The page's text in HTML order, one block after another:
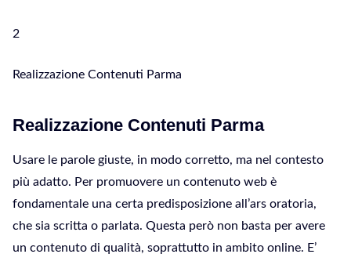
2
Realizzazione Contenuti Parma
Realizzazione Contenuti Parma
Usare le parole giuste, in modo corretto, ma nel contesto
più adatto. Per promuovere un contenuto web è
fondamentale una certa predisposizione all’ars oratoria,
che sia scritta o parlata. Questa però non basta per avere
un contenuto di qualità, soprattutto in ambito online. E’